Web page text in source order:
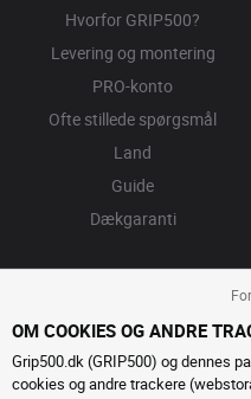
Hvorfor GRIP500?
Levering og montering
PRO-konto
Ofte stillede spørgsmål
Land
Guide
Dækgaranti
OM COOKIES OG ANDRE
Grip500.dk (GRIP500) og dennes
cookies og andre trackere